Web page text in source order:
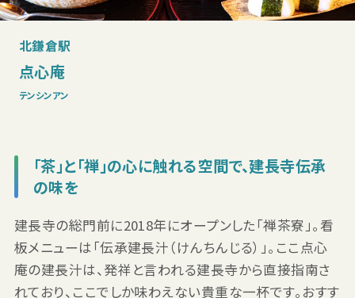
北鎌倉駅
点心庵
テンシンアン
「茶」と「禅」の心に触れる空間で、建長寺伝承
の味を
建長寺の総門前に2018年にオープンした「禅茶寮」。看
板メニューは「伝承建長汁（けんちんじる）」。ここ点心
庵の建長汁は、発祥と言われる建長寺から直接指南さ
れており、ここでしか味わえない貴重な一杯です。おすす